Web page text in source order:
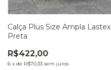
Calça Plus Size Ampla Lastex
Preta
R$422,00
6 xde R$70,33 sem juros